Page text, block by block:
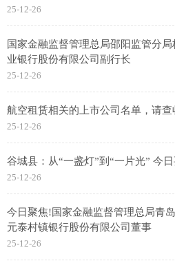
25-12-26
国家金融监督管理总局邵阳监管分
业银行股份有限公司副行长
25-12-26
航空租赁相关的上市公司名单，请查
25-12-26
谷城县：从“一盏灯”到“一片光” 今日
25-12-26
今日聚焦!国家金融监督管理总局青
元泰村镇银行股份有限公司董事
25-12-26